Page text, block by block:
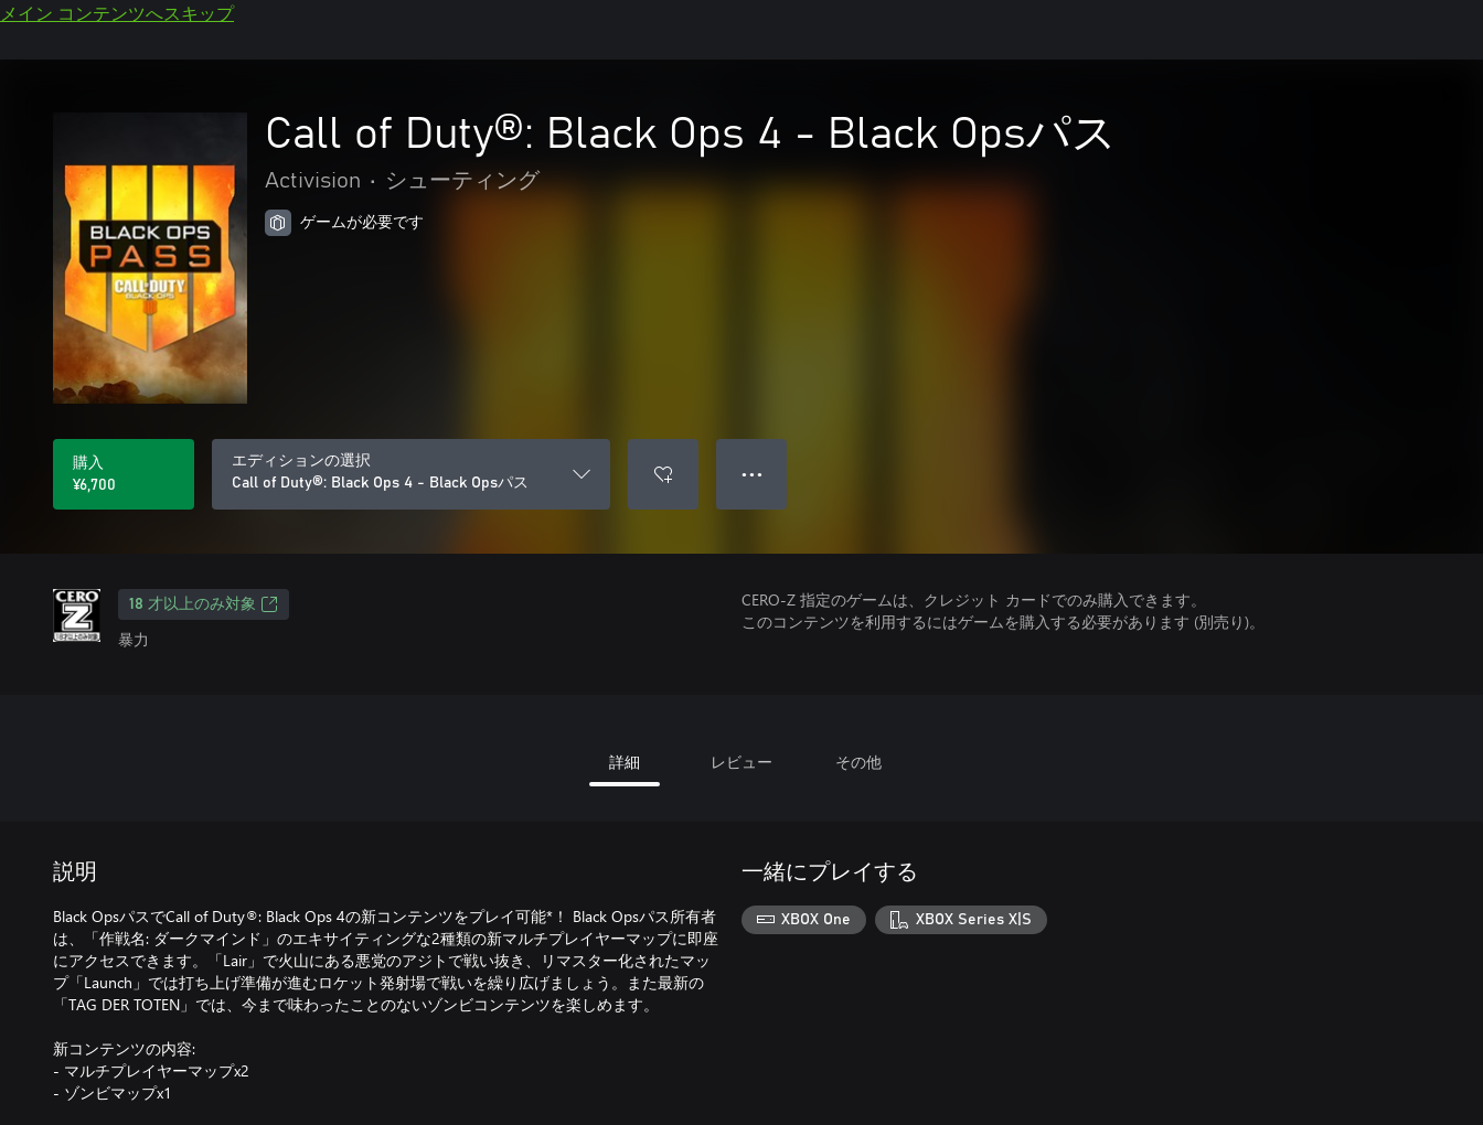
メイン コンテンツへスキップ
Call of Duty®: Black Ops 4 - Black Opsパス
Activision • シューティング
ゲームが必要です
購入
¥6,700
エディションの選択
Call of Duty®: Black Ops 4 - Black Opsパス
● ● ●
18 才以上のみ対象
暴力
CERO-Z 指定のゲームは、クレジット カードでのみ購入できます。
このコンテンツを利用するにはゲームを購入する必要があります (別売り)。
詳細 レビュー その他
説明
Black OpsパスでCall of Duty®: Black Ops 4の新コンテンツをプレイ可能*！ Black Opsパス所有者
は、「作戦名: ダークマインド」のエキサイティングな2種類の新マルチプレイヤーマップに即座
にアクセスできます。「Lair」で火山にある悪党のアジトで戦い抜き、リマスター化されたマッ
プ「Launch」では打ち上げ準備が進むロケット発射場で戦いを繰り広げましょう。また最新の
「TAG DER TOTEN」では、今まで味わったことのないゾンビコンテンツを楽しめます。
新コンテンツの内容:
- マルチプレイヤーマップx2
- ゾンビマップx1
一緒にプレイする
XBOX One XBOX Series X|S